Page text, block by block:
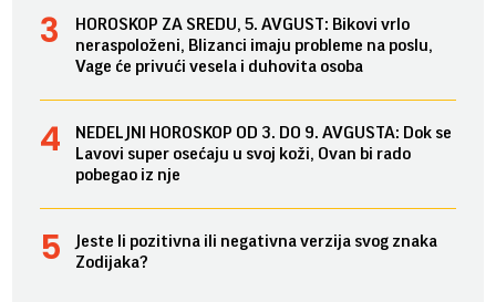
HOROSKOP ZA SREDU, 5. AVGUST: Bikovi vrlo
neraspoloženi, Blizanci imaju probleme na poslu,
Vage će privući vesela i duhovita osoba
NEDELJNI HOROSKOP OD 3. DO 9. AVGUSTA: Dok se
Lavovi super osećaju u svoj koži, Ovan bi rado
pobegao iz nje
Jeste li pozitivna ili negativna verzija svog znaka
Zodijaka?